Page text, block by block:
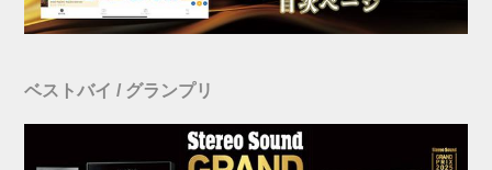
ベストバイ / グランプリ